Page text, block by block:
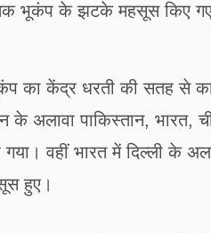
भूकंप के झटके महसूस किए
का केंद्र धरती की सतह से
पाकिस्तान, भारत,
वहीं भारत में दिल्ली के
हुए।